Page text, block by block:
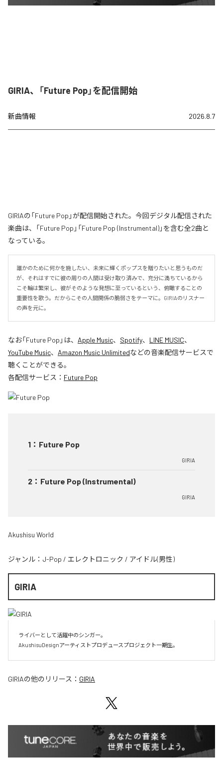
GIRIA、「Future Pop」を配信開始
新曲情報 2026.8.7
GIRIAの「Future Pop」が配信開始された。今回デジタル配信された
楽曲は、「Future Pop」「Future Pop (Instrumental)」を含む全2曲と
なっている。
誰かのために何かを施したい、未来に輝くポップスを贈りたいと思うものだ
が、それはすでに彼の周りの人間は受け取り済みで、充分に満ちているから
こそ輪は繁栄し、彼がそのような発想に至っているという、俯瞰することの
重要性を歌う。だからこその人間関係の脆弱さをテーマに。GIRIAのリスナー
の声を元に。
なお「Future Pop 」は、 Apple Music、 Spotify、 LINE MUSIC、
YouTube Music、 Amazon Music Unlimitedなどの音楽配信サービスで
聴くことができる。
各配信サービス： Future Pop
1 ： Future Pop
GIRIA
2 ： Future Pop (Instrumental)
GIRIA
Akushisu World
ジャンル： J-Pop / エレクトロニック / アイドル(男性)
GIRIA
ライバーとして活躍中のシンガー。
AkushisuDesignアーティストプロデュースプロジェクト一期生。
GIRIAの他のリリース： GIRIA